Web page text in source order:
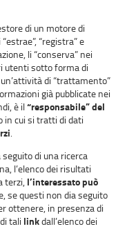
di un motore di
“registra” e
li “conserva” nei
utenti sotto forma di
di “trattamento”
già pubblicate nei
è il“responsabile” del
in cui si tratti di dati
.
di una ricerca
l’elenco dei risultati
terzi, l’interessato può
se questi non dia seguito
ottenere, in presenza di
di tali linkdall’elenco dei